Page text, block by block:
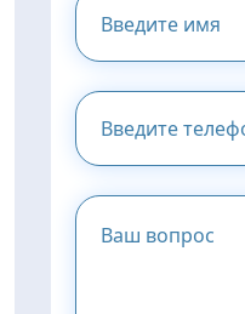
КОНСУЛЬТАЦИЮ